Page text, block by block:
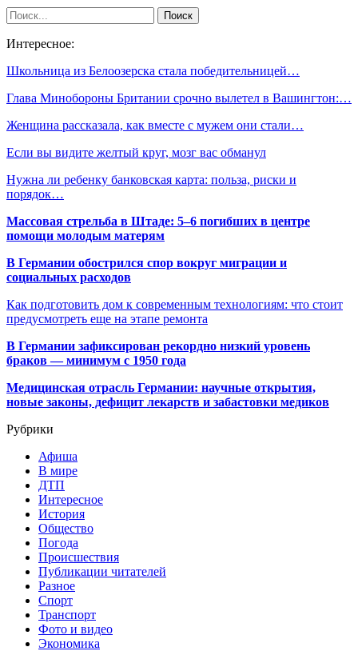
Интересное:
Школьница из Белоозерска стала победительницей…
Глава Минобороны Британии срочно вылетел в Вашингтон:…
Женщина рассказала, как вместе с мужем они стали…
Если вы видите желтый круг, мозг вас обманул
Нужна ли ребенку банковская карта: польза, риски и
порядок…
Массовая стрельба в Штаде: 5–6 погибших в центре
помощи молодым матерям
В Германии обострился спор вокруг миграции и
социальных расходов
Как подготовить дом к современным технологиям: что стоит
предусмотреть еще на этапе ремонта
В Германии зафиксирован рекордно низкий уровень
браков — минимум с 1950 года
Медицинская отрасль Германии: научные открытия,
новые законы, дефицит лекарств и забастовки медиков
Рубрики
Афиша
В мире
ДТП
Интересное
История
Общество
Погода
Происшествия
Публикации читателей
Разное
Спорт
Транспорт
Фото и видео
Экономика